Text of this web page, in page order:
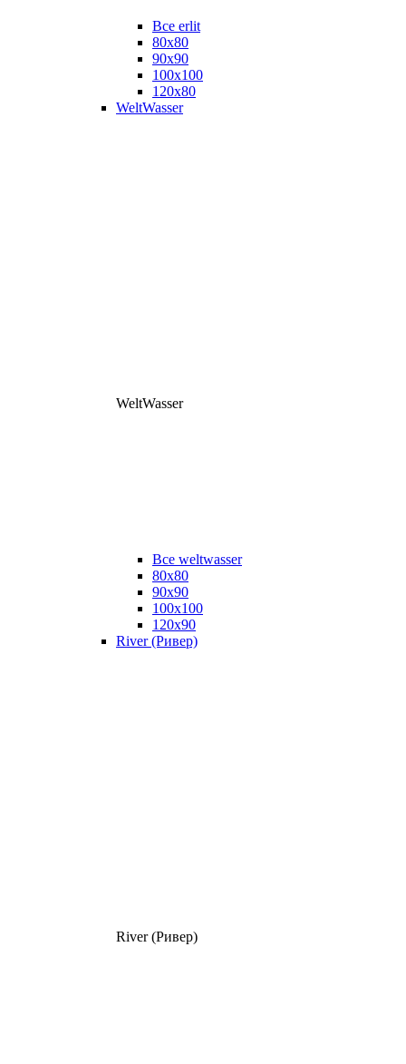
Все erlit
80x80
90x90
100x100
120x80
WeltWasser
WeltWasser
Все weltwasser
80x80
90x90
100x100
120x90
River (Ривер)
River (Ривер)